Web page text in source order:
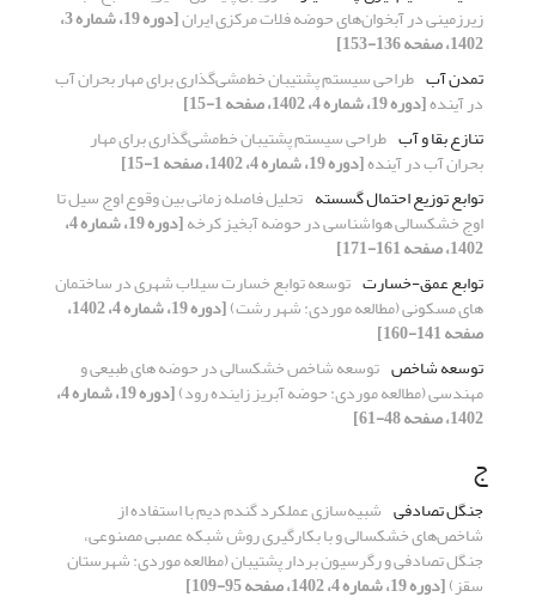
زیرزمینی در آبخوان‌های حوضه فلات مرکزی ایران [دوره 19، شماره 3،
1402، صفحه 136-153]
تمدن آب طراحی سیستم پشتیبان خط‌مشی‌گذاری برای مهار بحران آب
در آینده[دوره 19، شماره 4، 1402، صفحه 1-15]
تنازع بقا و آب طراحی سیستم پشتیبان خط‌مشی‌گذاری برای مهار
بحران آب در آینده[دوره 19، شماره 4، 1402، صفحه 1-15]
توابع توزیع احتمال گسسته تحلیل فاصله زمانی بین وقوع اوج سیل تا
اوج خشکسالی هواشناسی در حوضه آبخیز کرخه [دوره 19، شماره 4،
1402، صفحه 161-171]
توابع عمق-خسارت توسعه توابع خسارت‌ سیلاب شهری در ساختمان
های مسکونی (مطالعه موردی: شهر رشت) [دوره 19، شماره 4، 1402،
صفحه 141-160]
توسعه شاخص توسعه شاخص خشکسالی در حوضه های طبیعی و
مهندسی (مطالعه موردی: حوضه آبریز زاینده رود) [دوره 19، شماره 4،
1402، صفحه 48-61]
ج
جنگل تصادفی شبیه‌سازی عملکرد گندم دیم با استفاده از
شاخص‌های خشکسالی و با بکارگیری روش شبکه عصبی مصنوعی،
جنگل تصادفی و رگرسیون بردار پشتیبان (مطالعه موردی: شهرستان
سقز)[دوره 19، شماره 4، 1402، صفحه 95-109]